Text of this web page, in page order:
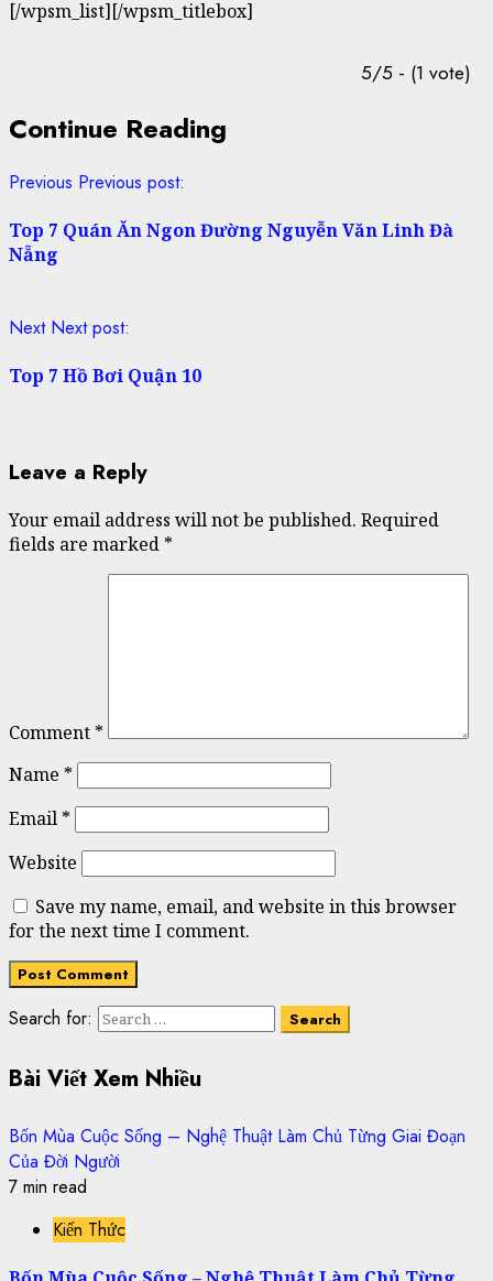
[/wpsm_list][/wpsm_titlebox]
5/5 - (1 vote)
Continue Reading
Previous Previous post:
Top 7 Quán Ăn Ngon Đường Nguyễn Văn Linh Đà
Nẵng
Next Next post:
Top 7 Hồ Bơi Quận 10
Leave a Reply
Your email address will not be published. Required
fields are marked *
Comment *
Name *
Email *
Website
Save my name, email, and website in this browser
for the next time I comment.
Search for:
Bài Viết Xem Nhiều
Bốn Mùa Cuộc Sống – Nghệ Thuật Làm Chủ Từng Giai Đoạn
Của Đời Người
7 min read
Kiến Thức